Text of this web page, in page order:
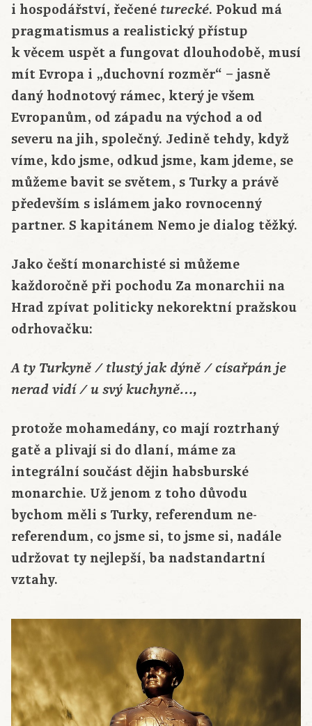
i hospodářství, řečené turecké. Pokud má
pragmatismus a realistický přístup
k věcem uspět a fungovat dlouhodobě, musí
mít Evropa i „duchovní rozměr“ – jasně
daný hodnotový rámec, který je všem
Evropanům, od západu na východ a od
severu na jih, společný. Jedině tehdy, když
víme, kdo jsme, odkud jsme, kam jdeme, se
můžeme bavit se světem, s Turky a právě
především s islámem jako rovnocenný
partner. S kapitánem Nemo je dialog těžký.
Jako čeští monarchisté si můžeme
každoročně při pochodu Za monarchii na
Hrad zpívat politicky nekorektní pražskou
odrhovačku:
A ty Turkyně / tlustý jak dýně / císařpán je
nerad vidí / u svý kuchyně…,
protože mohamedány, co mají roztrhaný
gatě a plivají si do dlaní, máme za
integrální součást dějin habsburské
monarchie. Už jenom z toho důvodu
bychom měli s Turky, referendum ne-
referendum, co jsme si, to jsme si, nadále
udržovat ty nejlepší, ba nadstandartní
vztahy.